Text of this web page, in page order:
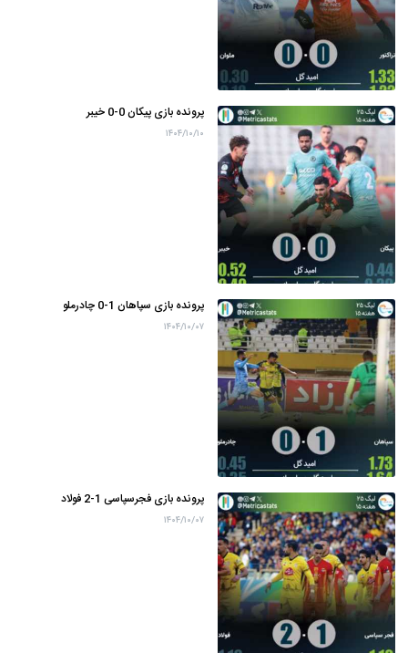
پرونده بازی پیکان 0-0 خیبر
۱۴۰۴/۱۰/۱۰
پرونده بازی سپاهان 1-0 چادرملو
۱۴۰۴/۱۰/۰۷
پرونده بازی فجرسپاسی 1-2 فولاد
۱۴۰۴/۱۰/۰۷